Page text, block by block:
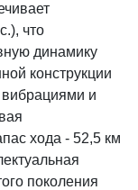
что
динамику
конструкции
и
хода - 52,5 км
поколения